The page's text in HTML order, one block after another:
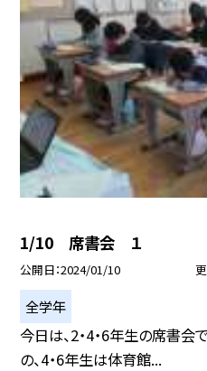
1/10 席書会 １
公開日 2024/01/10
全学年
今日は、2・4・6年生の席書
の、4・6年生は体育館...